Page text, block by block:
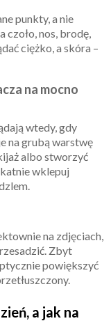
punkty, a nie
czoło, nos, brodę,
ciężko, a skóra –
na mocno
wtedy, gdy
na grubą warstwę
albo stworzyć
wklepuj
na zdjęciach,
Zbyt
powiększyć
a jak na